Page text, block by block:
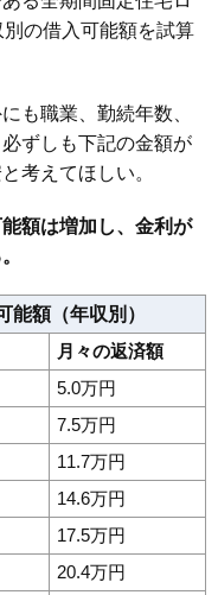
の借入可能額を試算
も職業、勤続年数、
ずしも下記の金額が
考えてほしい。
額は増加し、金利が
額（年収別）
月々の返済額
5.0万円
7.5万円
11.7万円
14.6万円
17.5万円
20.4万円